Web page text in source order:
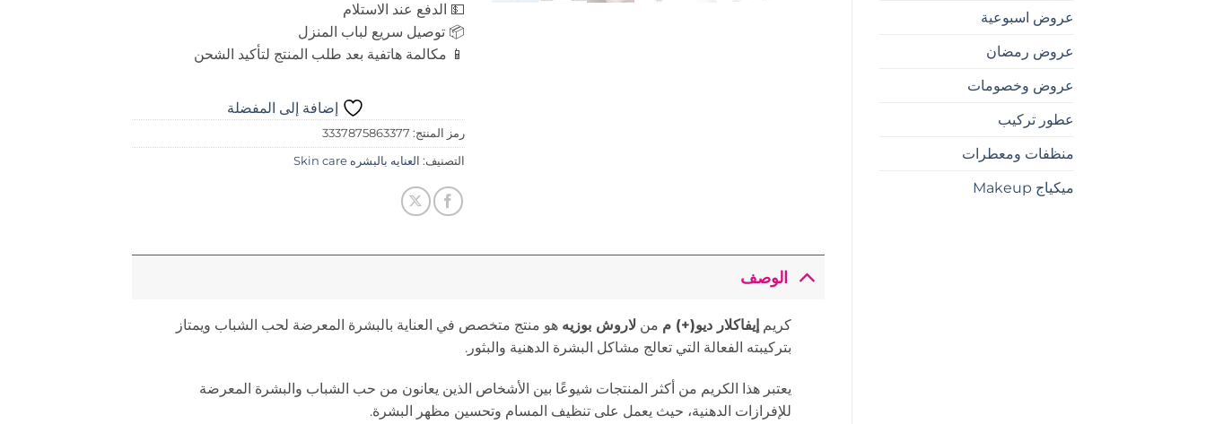
عروض اسبوعية
عروض رمضان
عروض وخصومات
عطور تركيب
منظفات ومعطرات
ميكياج Makeup
💵 الدفع عند الاستلام
📦 توصيل سريع لباب المنزل
📱 مكالمة هاتفية بعد طلب المنتج لتأكيد الشحن
إضافة إلى المفضلة
رمز المنتج: 3337875863377
التصنيف: العنايه بالبشره Skin care
الوصف
كريمإيفاكلار ديو(+) م منلاروش بوزيه هو منتج متخصص في العناية بالبشرة المعرضة لحب الشباب ويمتاز
بتركيبته الفعالة التي تعالج مشاكل البشرة الدهنية والبثور.
يعتبر هذا الكريم من أكثر المنتجات شيوعًا بين الأشخاص الذين يعانون من حب الشباب والبشرة المعرضة
للإفرازات الدهنية، حيث يعمل على تنظيف المسام وتحسين مظهر البشرة.